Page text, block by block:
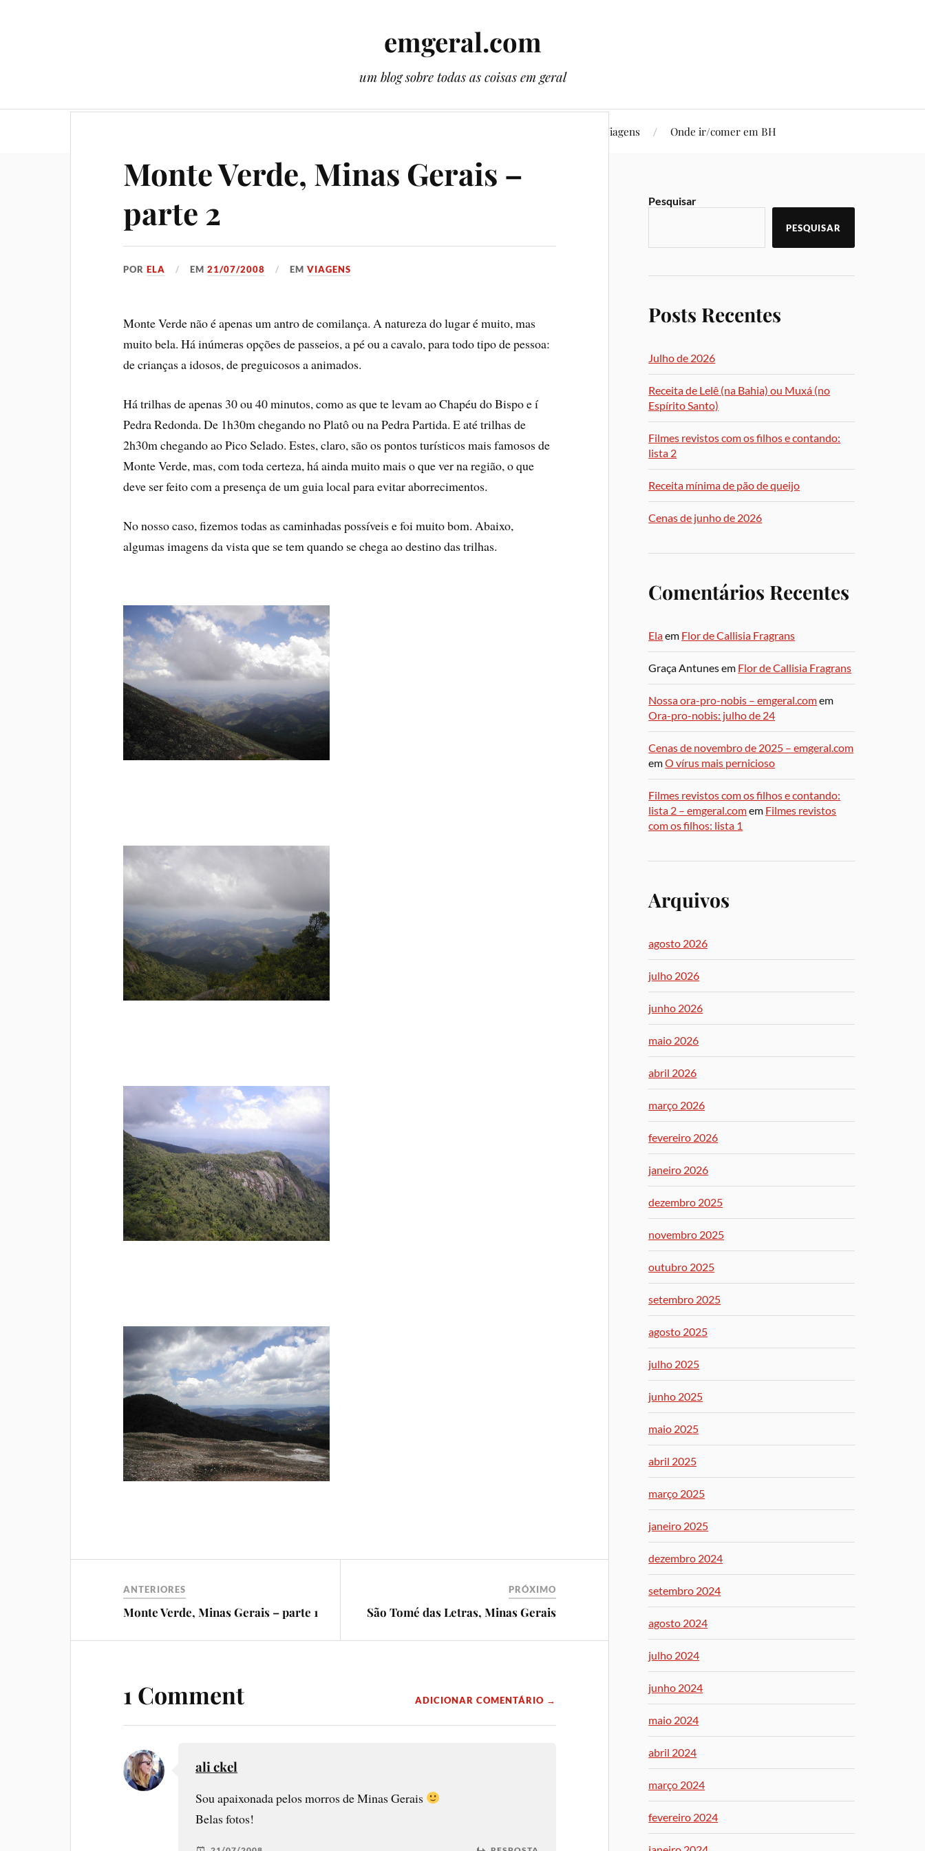
emgeral.com
um blog sobre todas as coisas em geral
Viagens Onde ir/comer em BH
Monte Verde, Minas Gerais –
parte 2
PORELA EM21/07/2008 EMVIAGENS
Monte Verde não é apenas um antro de comilança. A natureza do lugar é muito, mas
muito bela. Há inúmeras opções de passeios, a pé ou a cavalo, para todo tipo de pessoa:
de crianças a idosos, de preguicosos a animados.
Há trilhas de apenas 30 ou 40 minutos, como as que te levam ao Chapéu do Bispo e í
Pedra Redonda. De 1h30m chegando no Platô ou na Pedra Partida. E até trilhas de
2h30m chegando ao Pico Selado. Estes, claro, são os pontos turí­sticos mais famosos de
Monte Verde, mas, com toda certeza, há ainda muito mais o que ver na região, o que
deve ser feito com a presença de um guia local para evitar aborrecimentos.
No nosso caso, fizemos todas as caminhadas possí­veis e foi muito bom. Abaixo,
algumas imagens da vista que se tem quando se chega ao destino das trilhas.
ANTERIORES
Monte Verde, Minas Gerais – parte 1
PRÓXIMO
São Tomé das Letras, Minas Gerais
1 Comment ADICIONAR COMENTÁRIO →
ali ckel
Sou apaixonada pelos morros de Minas Gerais
Belas fotos!
Pesquisar
PESQUISAR
Posts Recentes
Julho de 2026
Receita de Lelê (na Bahia) ou Muxá (no
Espírito Santo)
Filmes revistos com os filhos e contando:
lista 2
Receita mínima de pão de queijo
Cenas de junho de 2026
Comentários Recentes
Elaem Flor de Callisia Fragrans
Graça Antunesem Flor de Callisia Fragrans
Nossa ora-pro-nobis – emgeral.comem
Ora-pro-nobis: julho de 24
Cenas de novembro de 2025 – emgeral.com
emO vírus mais pernicioso
Filmes revistos com os filhos e contando:
lista 2 – emgeral.comem Filmes revistos
com os filhos: lista 1
Arquivos
agosto 2026
julho 2026
junho 2026
maio 2026
abril 2026
março 2026
fevereiro 2026
janeiro 2026
dezembro 2025
novembro 2025
outubro 2025
setembro 2025
agosto 2025
julho 2025
junho 2025
maio 2025
abril 2025
março 2025
janeiro 2025
dezembro 2024
setembro 2024
agosto 2024
julho 2024
junho 2024
maio 2024
abril 2024
março 2024
fevereiro 2024